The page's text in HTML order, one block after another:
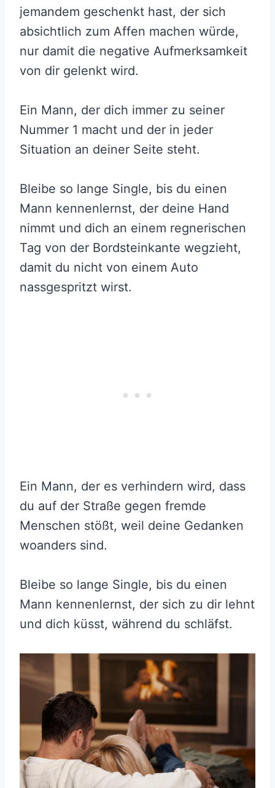
jemandem geschenkt hast, der sich
absichtlich zum Affen machen würde,
nur damit die negative Aufmerksamkeit
von dir gelenkt wird.
Ein Mann, der dich immer zu seiner
Nummer 1 macht und der in jeder
Situation an deiner Seite steht.
Bleibe so lange Single, bis du einen
Mann kennenlernst, der deine Hand
nimmt und dich an einem regnerischen
Tag von der Bordsteinkante wegzieht,
damit du nicht von einem Auto
nassgespritzt wirst.
Ein Mann, der es verhindern wird, dass
du auf der Straße gegen fremde
Menschen stößt, weil deine Gedanken
woanders sind.
Bleibe so lange Single, bis du einen
Mann kennenlernst, der sich zu dir lehnt
und dich küsst, während du schläfst.